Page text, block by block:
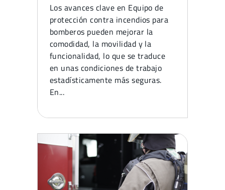
Los avances clave en Equipo de
protección contra incendios para
bomberos pueden mejorar la
comodidad, la movilidad y la
funcionalidad, lo que se traduce
en unas condiciones de trabajo
estadísticamente más seguras.
En...